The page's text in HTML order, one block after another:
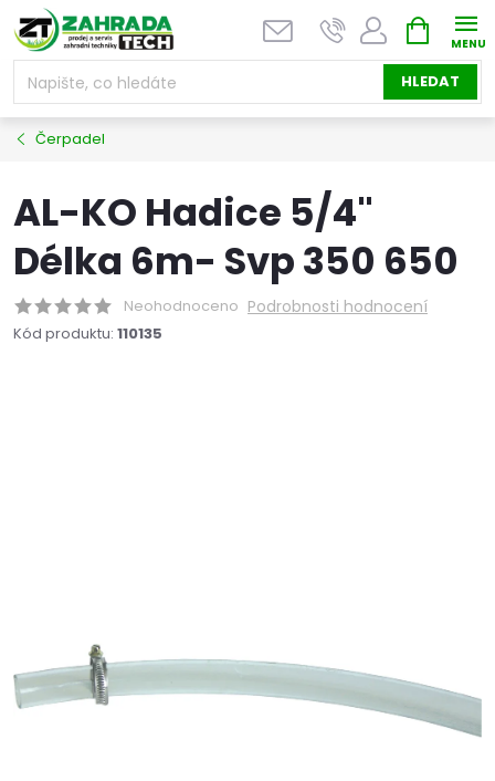
Přejít
na
obsah
HLEDAT
NÁKUPNÍ
KOŠÍK
Čerpadel
AL-KO Hadice 5/4"
Délka 6m- Svp 350 650
Neohodnoceno Podrobnosti hodnocení
Kód produktu: 110135